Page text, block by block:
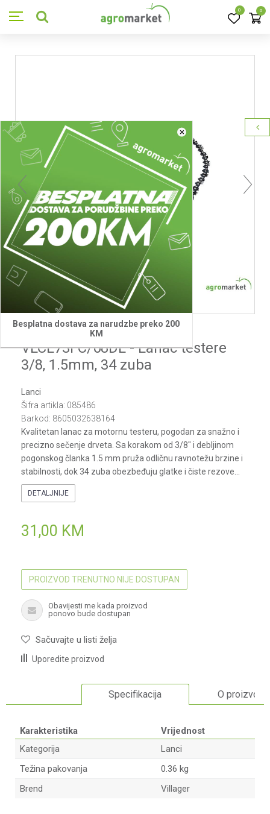
0 0
×
Besplatna dostava za narudzbe preko 200
KM
3 4
Villager
VLCL73FC/68DL - Lanac testere
3/8, 1.5mm, 34 zuba
Lanci
Šifra artikla: 085486
Barkod: 8605032638164
Kvalitetan lanac za motornu testeru, pogodan za snažno i
precizno sečenje drveta. Sa korakom od 3/8" i debljinom
pogonskog članka 1.5 mm pruža odličnu ravnotežu brzine i
stabilnosti, dok 34 zuba obezbeđuju glatke i čiste rezove
DETALJNIJE
31,00 KM
PROIZVOD TRENUTNO NIJE DOSTUPAN
Obavijesti me kada proizvod
ponovo bude dostupan
Sačuvajte u listi želja
Uporedite proizvod
Specifikacija O proizvodu
Karakteristika
Vrijednost
Kategorija
Lanci
Težina pakovanja
0.36 kg
Brend
Villager